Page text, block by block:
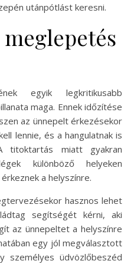
utánpótlást keresni.
egyik legkritikusabb
maga. Ennek időzítése
az ünnepelt érkezésekor
lennie, és a hangulatnak is
titoktartás miatt gyakran
különböző helyeken
a helyszínre.
hasznos lehet
segítségét kérni, aki
az ünnepeltet a helyszínre
egy jól megválasztott
személyes üdvözlőbeszéd